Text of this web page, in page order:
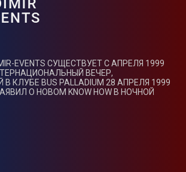
EVENTS СУЩЕСТВУЕТ С АПРЕЛЯ 1999
ВЕЧЕР,
КЛУБЕ BUS PALLADIUM 28 АПРЕЛЯ 1999
О НОВОМ KNOW HOW В НОЧНОЙ